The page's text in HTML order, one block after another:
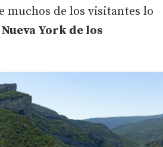
muchos de los visitantes lo
Nueva York de los